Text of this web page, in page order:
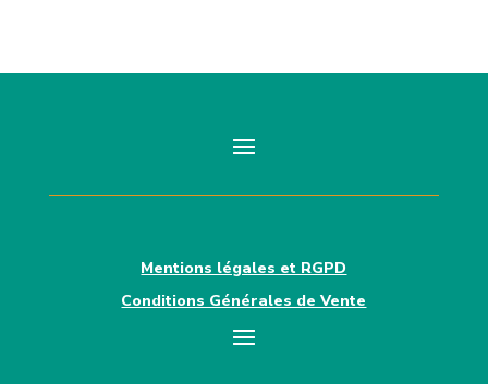
Mentions légales et RGPD
Conditions Générales de Vente